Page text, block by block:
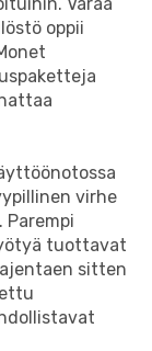
oppii
virhe
tuottavat
sitten